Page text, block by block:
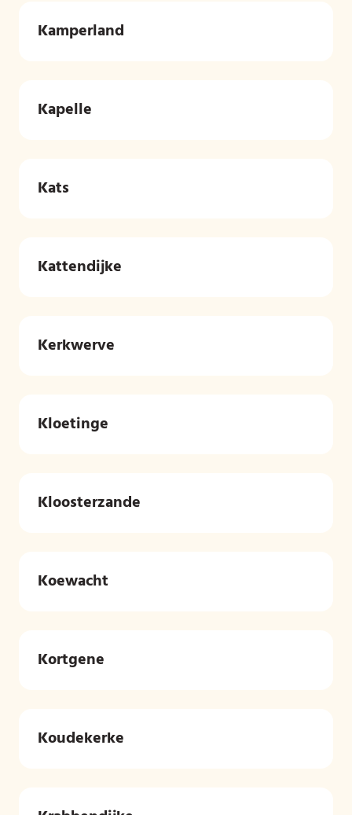
Kamperland
Kapelle
Kats
Kattendijke
Kerkwerve
Kloetinge
Kloosterzande
Koewacht
Kortgene
Koudekerke